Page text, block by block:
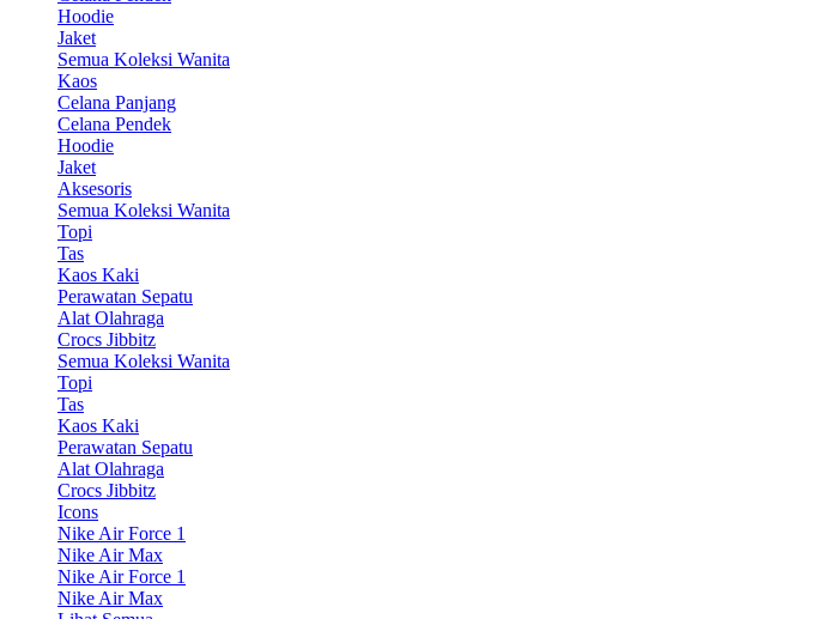
Hoodie
Jaket
Semua Koleksi Wanita
Kaos
Celana Panjang
Celana Pendek
Hoodie
Jaket
Aksesoris
Semua Koleksi Wanita
Topi
Tas
Kaos Kaki
Perawatan Sepatu
Alat Olahraga
Crocs Jibbitz
Semua Koleksi Wanita
Topi
Tas
Kaos Kaki
Perawatan Sepatu
Alat Olahraga
Crocs Jibbitz
Icons
Nike Air Force 1
Nike Air Max
Nike Air Force 1
Nike Air Max